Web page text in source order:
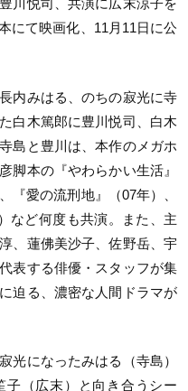
川悦司、共演に広末涼子を
にて映画化、11月11日に公
内みはる、のちの寂光に寺
白木篤郎に豊川悦司、白木
島と豊川は、本作のメガホ
脚本の『やわらかい生活』
『愛の流刑地』（07年）、
など何度も共演。また、主
、蓮佛美沙子、佐野岳、宇
表する俳優・スタッフが集
迫る、濃密な人間ドラマが
光になったみはる（寺島）
子（広末）と向き合うシー